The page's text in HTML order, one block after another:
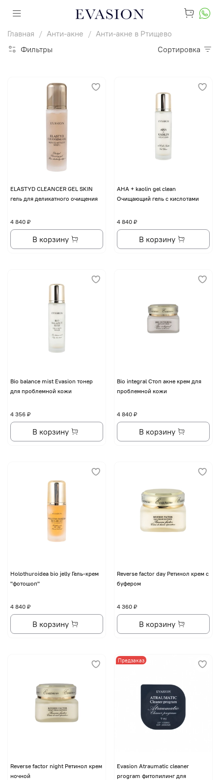
Главная Анти-акне
Анти-акне в Ртищево
Фильтры
Сортировка
ELASTYD CLEANCER GEL SKIN
гель для деликатного очищения
4 840 ₽
В корзину
AHA + kaolin gel clean
Очищающий гель с кислотами
4 840 ₽
В корзину
Bio balance mist Evasion тонер
для проблемной кожи
4 356 ₽
В корзину
Bio integral Стоп акне крем для
проблемной кожи
4 840 ₽
В корзину
Holothuroidea bio jelly Гель-крем
"фотошоп"
4 840 ₽
В корзину
Reverse factor day Ретинол крем с
буфером
4 360 ₽
В корзину
Reverse factor night Ретинол крем
ночной
Предзаказ
Evasion Atraumatic cleaner
program фитопилинг для